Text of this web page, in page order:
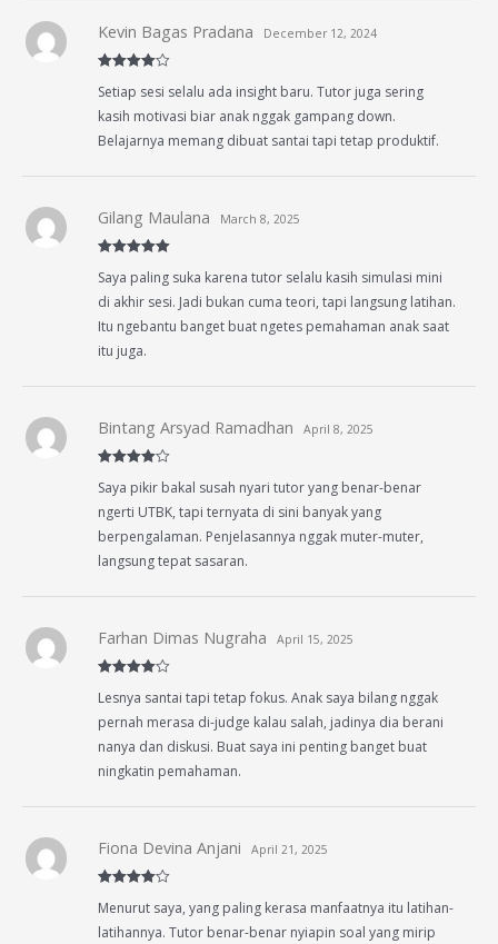
out of 5
Kevin Bagas Pradana December 12, 2024
Setiap sesi selalu ada insight baru. Tutor juga sering
kasih motivasi biar anak nggak gampang down.
Belajarnya memang dibuat santai tapi tetap produktif.
of 5
Gilang Maulana March 8, 2025
Saya paling suka karena tutor selalu kasih simulasi mini
di akhir sesi. Jadi bukan cuma teori, tapi langsung latihan.
Itu ngebantu banget buat ngetes pemahaman anak saat
itu juga.
out of 5
Bintang Arsyad Ramadhan April 8, 2025
Saya pikir bakal susah nyari tutor yang benar-benar
ngerti UTBK, tapi ternyata di sini banyak yang
berpengalaman. Penjelasannya nggak muter-muter,
langsung tepat sasaran.
out of 5
Farhan Dimas Nugraha April 15, 2025
Lesnya santai tapi tetap fokus. Anak saya bilang nggak
pernah merasa di-judge kalau salah, jadinya dia berani
nanya dan diskusi. Buat saya ini penting banget buat
ningkatin pemahaman.
out of 5
Fiona Devina Anjani April 21, 2025
Menurut saya, yang paling kerasa manfaatnya itu latihan-
latihannya. Tutor benar-benar nyiapin soal yang mirip